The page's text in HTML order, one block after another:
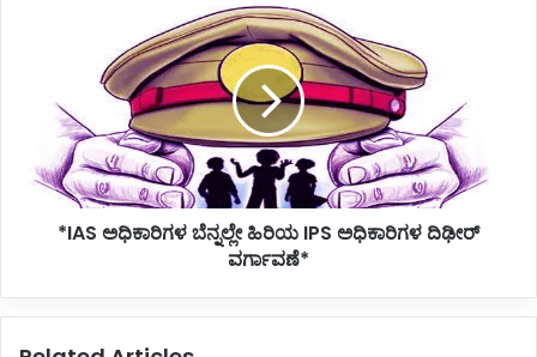
ಅಧಿಕಾರಿಗಳ
ವರ್ಗಾವಣೆ*
*IAS ಅಧಿಕಾರಿಗಳ ಬೆನ್ನಲ್ಲೇ ಹಿರಿಯ IPS ಅಧಿಕಾರಿಗಳ ದಿಢೀರ್
ವರ್ಗಾವಣೆ*